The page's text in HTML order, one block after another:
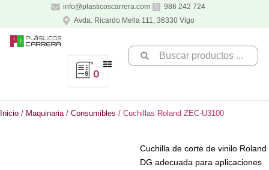
contenido
info@plasticoscarrera.com
986 242 724
Avda. Ricardo Mella 111, 36330 Vigo
Search
...
0
Inicio / Maquinaria / Consumibles / Cuchillas Roland ZEC-U3100
Cuchilla de corte de vinilo Roland
DG adecuada para aplicaciones